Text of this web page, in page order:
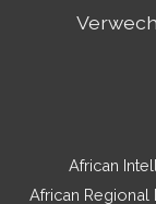
African
African Regional